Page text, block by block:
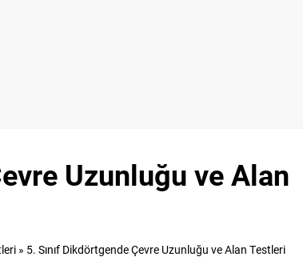
Uzunluğu ve Alan
» 5. Sınıf Dikdörtgende Çevre Uzunluğu ve Alan Testleri